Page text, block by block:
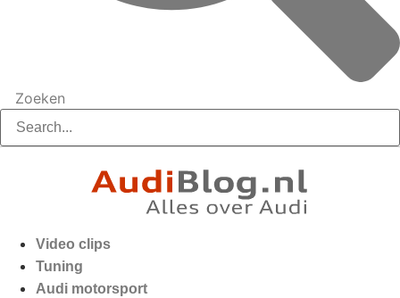
Zoeken
Video clips
Tuning
Audi motorsport